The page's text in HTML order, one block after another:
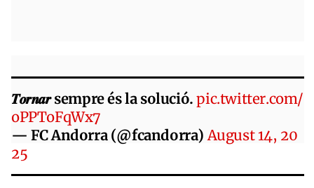
𝑻𝒐𝒓𝒏𝒂𝒓 sempre és la solució.pic.twitter.com/
oPPToFqWx7
— FC Andorra (@fcandorra) August 14, 20
25